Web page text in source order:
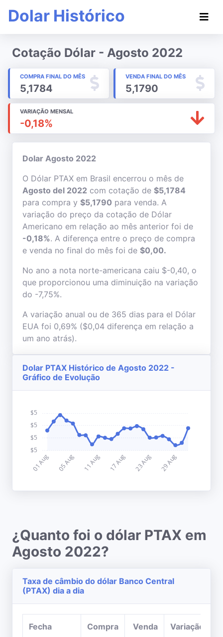
Dolar Histórico
Cotação Dólar - Agosto 2022
COMPRA FINAL DO MÊS
5,1784
VENDA FINAL DO MÊS
5,1790
VARIAÇÃO MENSAL
-0,18%
Dolar Agosto 2022
O Dólar PTAX em Brasil encerrou o mês de
Agosto del 2022 com cotação de $5,1784
para compra y $5,1790 para venda. A
variação do preço da cotação de Dólar
Americano em relação ao mês anterior foi de
-0,18%. A diferença entre o preço de compra
e venda no final do mês foi de $0,00.
No ano a nota norte-americana caiu $-0,40, o
que proporcionou uma diminuição na variação
do -7,75%.
A variação anual ou de 365 dias para el Dólar
EUA foi 0,69% ($0,04 diferença em relação a
um ano atrás).
Dolar PTAX Histórico de Agosto 2022 -
Gráfico de Evolução
¿Quanto foi o dólar PTAX em
Agosto 2022?
Taxa de câmbio do dólar Banco Central
(PTAX) dia a dia
Fecha Compra Venda Variação